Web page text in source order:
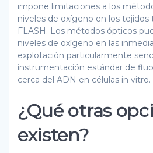
impone limitaciones a los
niveles de oxígeno en los tejidos
FLASH. Los métodos ópticos
niveles de oxígeno en las
explotación particularmente
instrumentación estándar de
cerca del ADN en células in vitro.
¿Qué otras
existen?